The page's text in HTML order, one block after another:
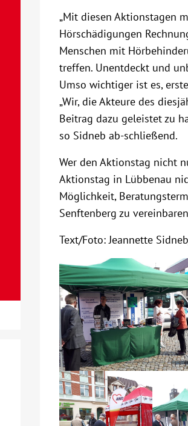
„Mit diesen Aktionstagen
Hörschädigungen
Menschen mit
treffen. Unentdeckt und
Umso wichtiger ist es,
„Wir, die Akteure des
Beitrag dazu geleistet zu
so Sidneb ab-schließend.
Wer den Aktionstag nicht
Aktionstag in Lübbenau
Möglichkeit,
Senftenberg zu
Text/Foto: Jeannette